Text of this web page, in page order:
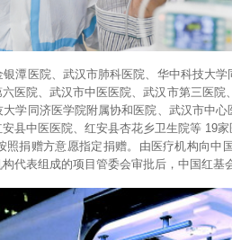
潭医院、武汉市肺科医院、华中科技大
医院、武汉市中医医院、武汉市第三医
学同济医学院附属协和医院、武汉市中
县中医医院、红安县杏花乡卫生院等 19
照捐赠方意愿指定捐赠。由医疗机构向中
代表组成的项目管委会审批后，中国红基